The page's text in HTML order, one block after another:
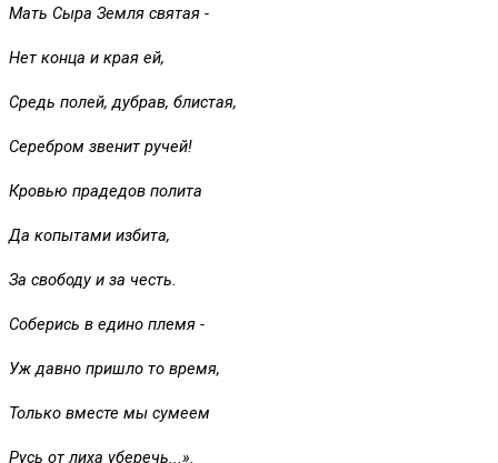
Мать Сыра Земля святая -
Нет конца и края ей,
Средь полей, дубрав, блистая,
Серебром звенит ручей!
Кровью прадедов полита
Да копытами избита,
За свободу и за честь.
Соберись в едино племя -
Уж давно пришло то время,
Только вместе мы сумеем
Русь от лиха уберечь...».